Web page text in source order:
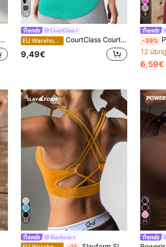
19
CourtClass
EU Warehouse CourtClass CourtClass Damen Sport Tanktop mit Buchstaben-Patchwork-Muster und Rückenausschnitt
9,49€
9
-39%
12 übrig
6,59€
22
Slayform
22